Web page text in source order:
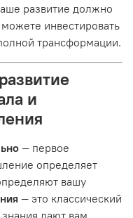
развитие должно
инвестировать
трансформации.
и
— первое
определяет
вашу
— это классический